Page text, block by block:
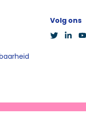
Volg ons